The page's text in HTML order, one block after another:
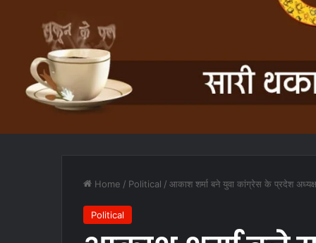
Home / Political / आकाश शर्मा बने युवा कांग्रेस के प्रदेश
Political